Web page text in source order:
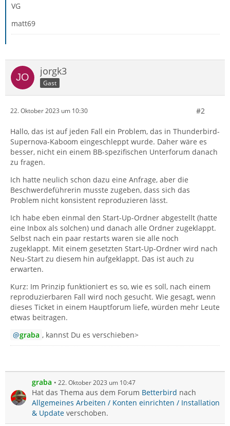
VG
matt69
jorgk3
Gast
22. Oktober 2023 um 10:30 #2
Hallo, das ist auf jeden Fall ein Problem, das in Thunderbird-
Supernova-Kaboom eingeschleppt wurde. Daher wäre es
besser, nicht ein einem BB-spezifischen Unterforum danach
zu fragen.
Ich hatte neulich schon dazu eine Anfrage, aber die
Beschwerdeführerin musste zugeben, dass sich das
Problem nicht konsistent reproduzieren lässt.
Ich habe eben einmal den Start-Up-Ordner abgestellt (hatte
eine Inbox als solchen) und danach alle Ordner zugeklappt.
Selbst nach ein paar restarts waren sie alle noch
zugeklappt. Mit einem gesetzten Start-Up-Ordner wird nach
Neu-Start zu diesem hin aufgeklappt. Das ist auch zu
erwarten.
Kurz: Im Prinzip funktioniert es so, wie es soll, nach einem
reproduzierbaren Fall wird noch gesucht. Wie gesagt, wenn
dieses Ticket in einem Hauptforum liefe, würden mehr Leute
etwas beitragen.
graba , kannst Du es verschieben>
graba 22. Oktober 2023 um 10:47
Hat das Thema aus dem Forum Betterbird nach
Allgemeines Arbeiten / Konten einrichten / Installation
& Update verschoben.